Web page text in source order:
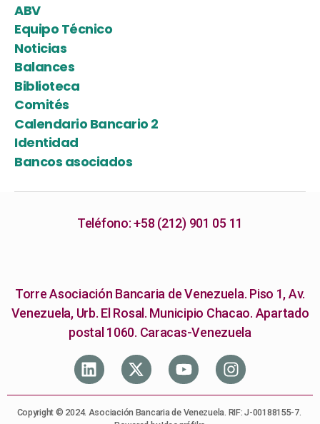
ABV
Equipo Técnico
Noticias
Balances
Biblioteca
Comités
Calendario Bancario 2
Identidad
Bancos asociados
Teléfono: +58 (212) 901 05 11
Torre Asociación Bancaria de Venezuela. Piso 1, Av.
Venezuela, Urb. El Rosal. Municipio Chacao. Apartado
postal 1060. Caracas-Venezuela
Copyright © 2024. Asociación Bancaria de Venezuela. RIF: J-00188155-7.